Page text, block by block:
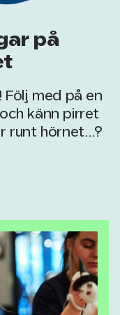
på
Följ med på en
känn pirret
runt hörnet…?